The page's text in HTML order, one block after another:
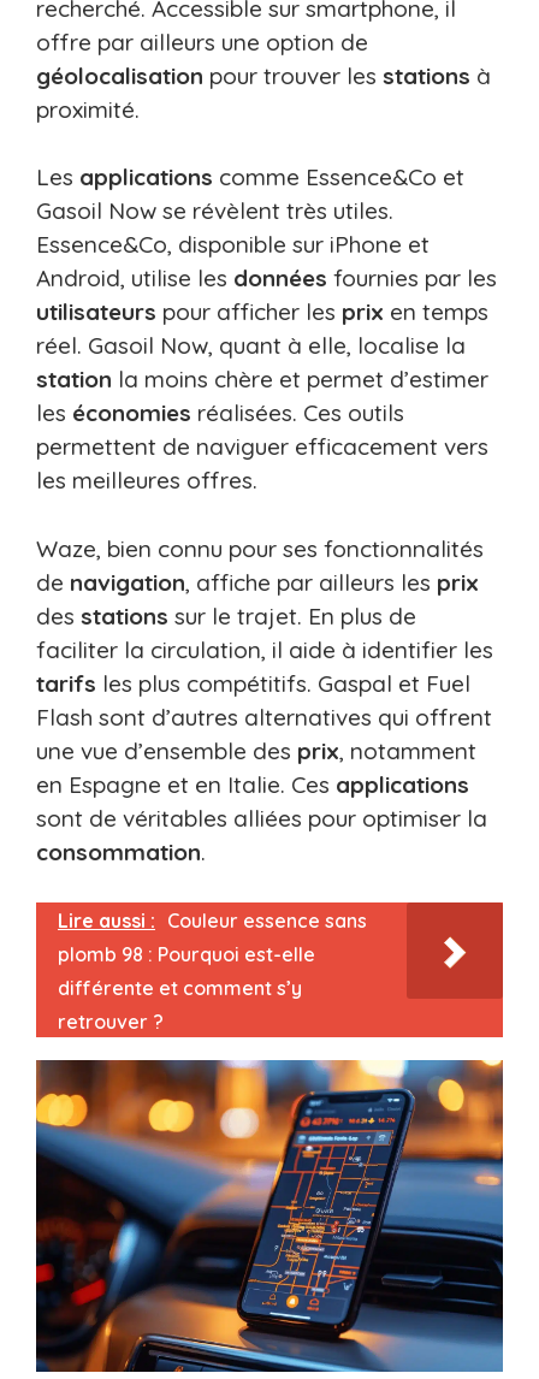
recherché. Accessible sur smartphone, il
offre par ailleurs une option de
géolocalisation pour trouver les stations à
proximité.
Les applications comme Essence&Co et
Gasoil Now se révèlent très utiles.
Essence&Co, disponible sur iPhone et
Android, utilise les données fournies par les
utilisateurs pour afficher les prix en temps
réel. Gasoil Now, quant à elle, localise la
station la moins chère et permet d’estimer
les économies réalisées. Ces outils
permettent de naviguer efficacement vers
les meilleures offres.
Waze, bien connu pour ses fonctionnalités
de navigation, affiche par ailleurs les prix
des stations sur le trajet. En plus de
faciliter la circulation, il aide à identifier les
tarifs les plus compétitifs. Gaspal et Fuel
Flash sont d’autres alternatives qui offrent
une vue d’ensemble des prix, notamment
en Espagne et en Italie. Ces applications
sont de véritables alliées pour optimiser la
consommation.
Lire aussi : Couleur essence sans
plomb 98 : Pourquoi est-elle
différente et comment s’y
retrouver ?